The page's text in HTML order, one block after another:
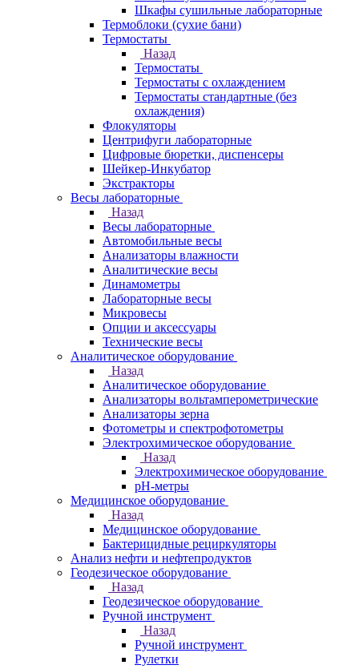
Шкафы сушильные лабораторные
Термоблоки (сухие бани)
Термостаты
Назад
Термостаты
Термостаты с охлаждением
Термостаты стандартные (без
охлаждения)
Флокуляторы
Центрифуги лабораторные
Цифровые бюретки, диспенсеры
Шейкер-Инкубатор
Экстракторы
Весы лабораторные
Назад
Весы лабораторные
Автомобильные весы
Анализаторы влажности
Аналитические весы
Динамометры
Лабораторные весы
Микровесы
Опции и аксессуары
Технические весы
Аналитическое оборудование
Назад
Аналитическое оборудование
Анализаторы вольтамперометрические
Анализаторы зерна
Фотометры и спектрофотометры
Электрохимическое оборудование
Назад
Электрохимическое оборудование
pH-метры
Медицинское оборудование
Назад
Медицинское оборудование
Бактерицидные рециркуляторы
Анализ нефти и нефтепродуктов
Геодезическое оборудование
Назад
Геодезическое оборудование
Ручной инструмент
Назад
Ручной инструмент
Рулетки